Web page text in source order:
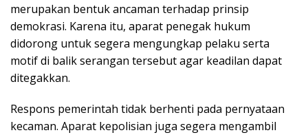
merupakan bentuk ancaman terhadap prinsip
demokrasi. Karena itu, aparat penegak hukum
didorong untuk segera mengungkap pelaku serta
motif di balik serangan tersebut agar keadilan dapat
ditegakkan.
Respons pemerintah tidak berhenti pada pernyataan
kecaman. Aparat kepolisian juga segera mengambil